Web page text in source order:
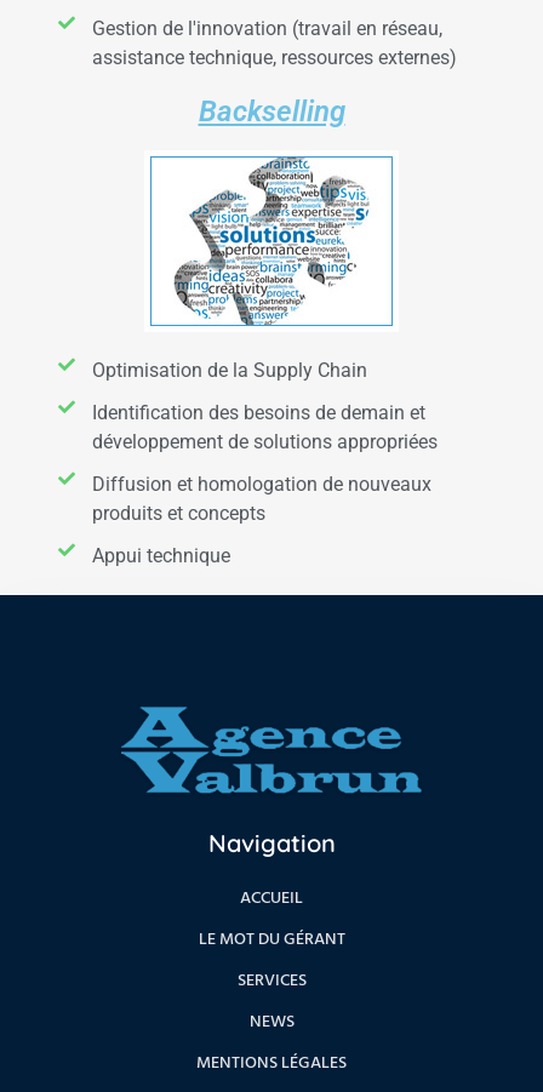
Gestion de l'innovation (travail en réseau,
assistance technique, ressources externes)
Backselling
Optimisation de la Supply Chain
Identification des besoins de demain et
développement de solutions appropriées
Diffusion et homologation de nouveaux
produits et concepts
Appui technique
Navigation
ACCUEIL
LE MOT DU GÉRANT
SERVICES
NEWS
MENTIONS LÉGALES